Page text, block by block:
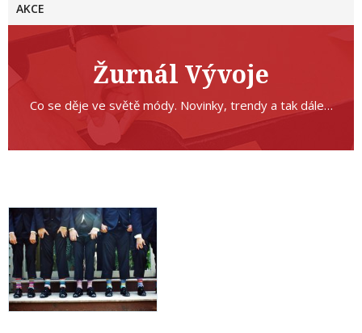
AKCE
Žurnál Vývoje
Co se děje ve světě módy. Novinky, trendy a tak dále…